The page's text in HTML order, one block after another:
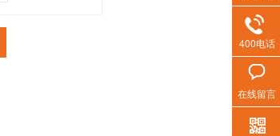
激光切割烟尘
400电话
在线留言